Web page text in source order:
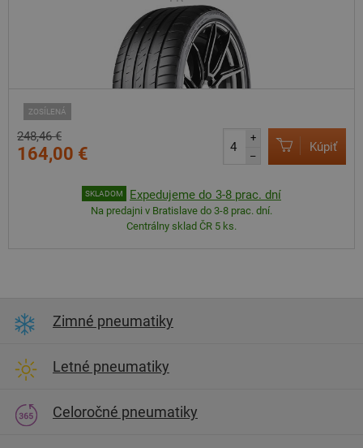
ZOSÍLENÁ
248,46 €
164,00 €
+
–
Kúpiť
SKLADOM Expedujeme do 3-8 prac. dní
Na predajni v Bratislave do 3-8 prac. dní.
Centrálny sklad ČR 5 ks.
Zimné pneumatiky
Letné pneumatiky
Celoročné pneumatiky